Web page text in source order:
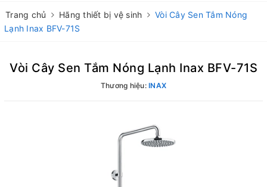
Trang chủ Hãng thiết bị vệ sinh
Vòi Cây Sen Tắm Nóng
Lạnh Inax BFV-71S
Vòi Cây Sen Tắm Nóng Lạnh Inax BFV-71S
Thương hiệu:INAX